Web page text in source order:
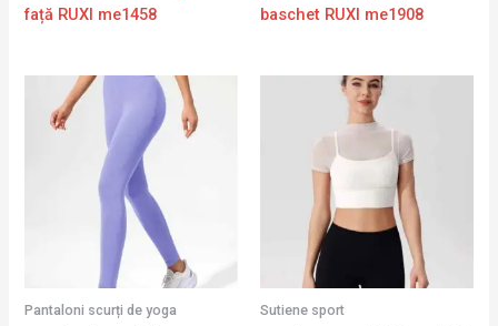
față RUXI me1458
baschet RUXI me1908
Pantaloni scurți de yoga Sutiene sport